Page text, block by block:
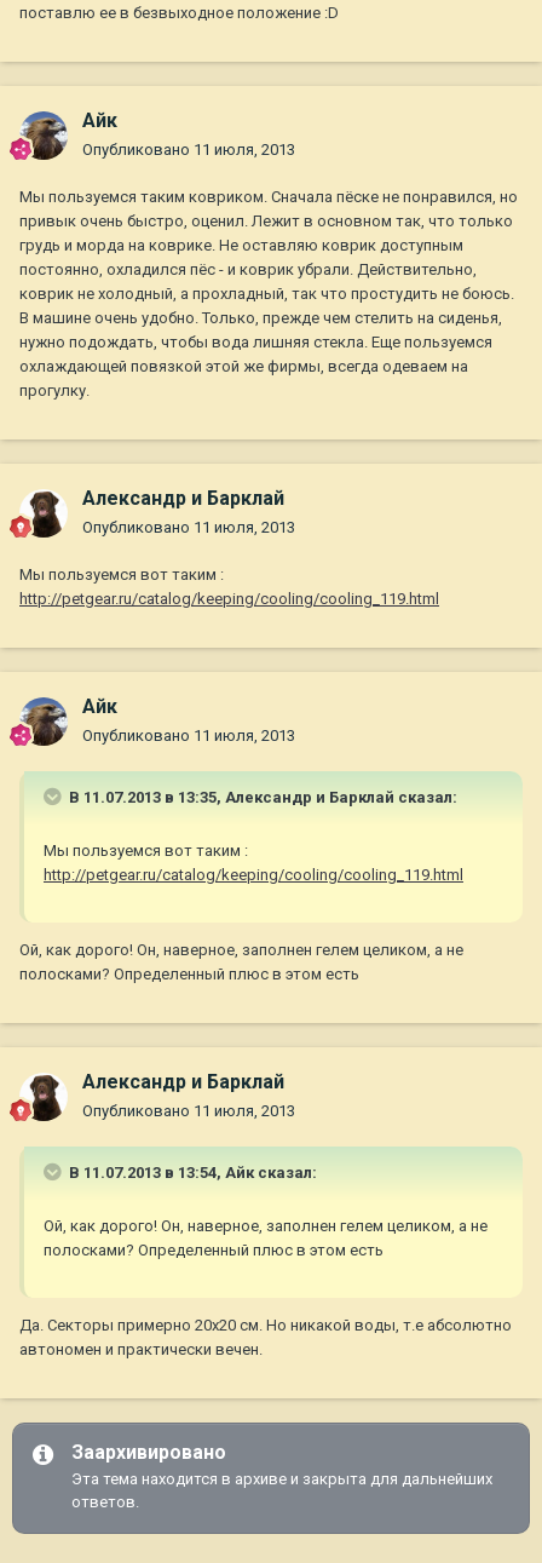
поставлю ее в безвыходное положение :D
Айк
Опубликовано 11 июля, 2013
Мы пользуемся таким ковриком. Сначала пёске не понравился, но
привык очень быстро, оценил. Лежит в основном так, что только
грудь и морда на коврике. Не оставляю коврик доступным
постоянно, охладился пёс - и коврик убрали. Действительно,
коврик не холодный, а прохладный, так что простудить не боюсь.
В машине очень удобно. Только, прежде чем стелить на сиденья,
нужно подождать, чтобы вода лишняя стекла. Еще пользуемся
охлаждающей повязкой этой же фирмы, всегда одеваем на
прогулку.
Александр и Барклай
Опубликовано 11 июля, 2013
Мы пользуемся вот таким :
http://petgear.ru/catalog/keeping/cooling/cooling_119.html
Айк
Опубликовано 11 июля, 2013
В 11.07.2013 в 13:35, Александр и Барклай сказал:
Мы пользуемся вот таким :
http://petgear.ru/catalog/keeping/cooling/cooling_119.html
Ой, как дорого! Он, наверное, заполнен гелем целиком, а не
полосками? Определенный плюс в этом есть
Александр и Барклай
Опубликовано 11 июля, 2013
В 11.07.2013 в 13:54, Айк сказал:
Ой, как дорого! Он, наверное, заполнен гелем целиком, а не
полосками? Определенный плюс в этом есть
Да. Секторы примерно 20х20 см. Но никакой воды, т.е абсолютно
автономен и практически вечен.
Заархивировано
Эта тема находится в архиве и закрыта для дальнейших
ответов.